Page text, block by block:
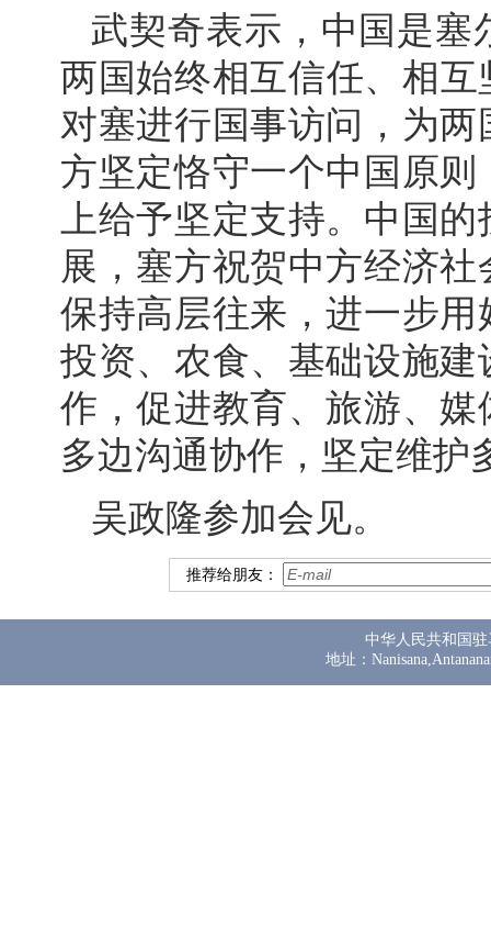
武契奇表示，中国是塞
两国始终相互信任、相
对塞进行国事访问，为
方坚定恪守一个中国原
上给予坚定支持。中国
展，塞方祝贺中方经济
保持高层往来，进一步
投资、农食、基础设施
作，促进教育、旅游、
多边沟通协作，坚定维护
吴政隆参加会见。
推荐给朋友：
中华人民共和国
地址：